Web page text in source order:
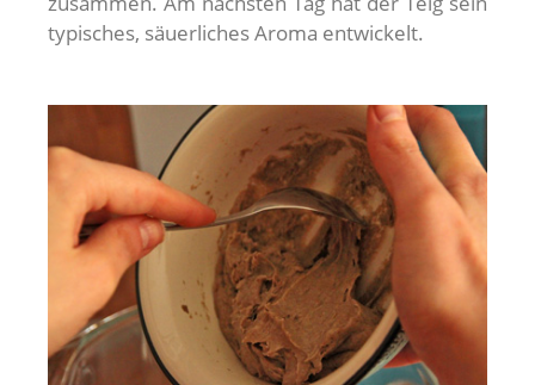
typisches, säuerliches Aroma entwickelt.